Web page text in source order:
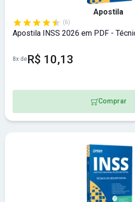
Apostila
(6)
Apostila INSS 2026 em PDF -
8x deR$ 10,13
Comprar